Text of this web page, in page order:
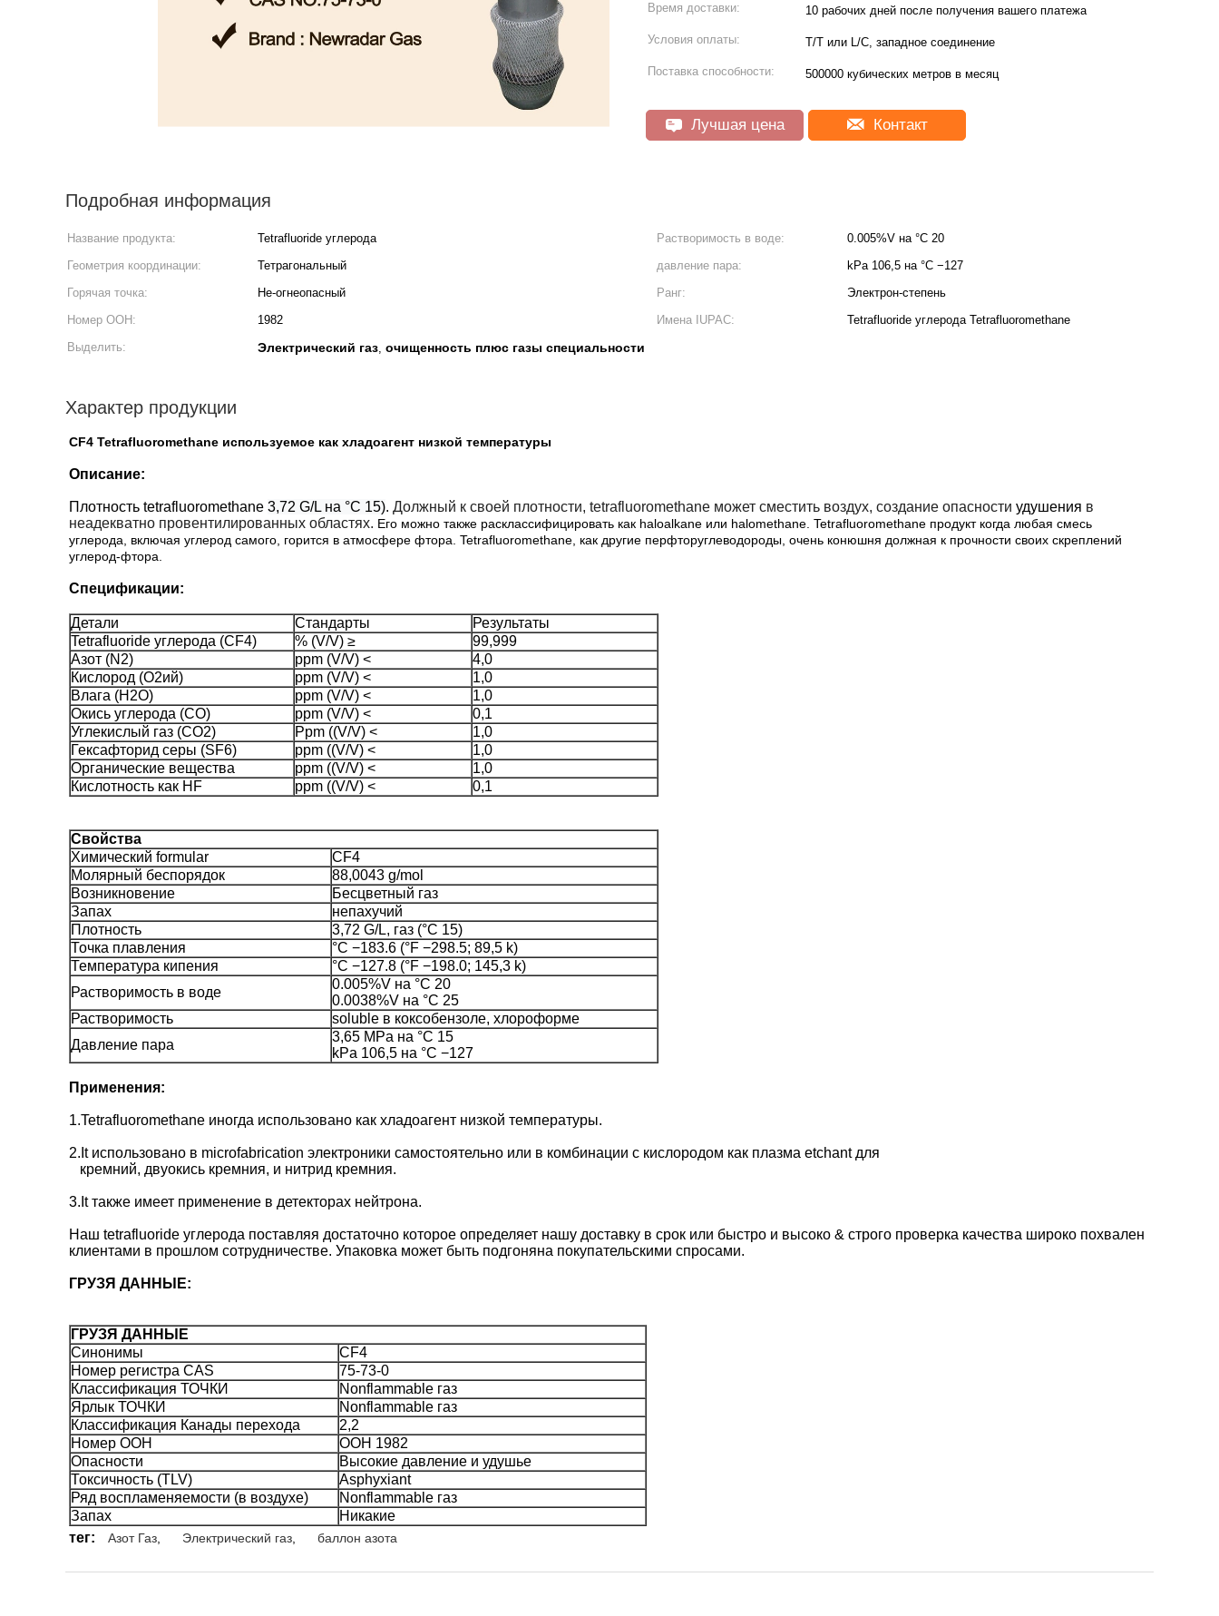
Время доставки: 10 рабочих дней после получения вашего платежа
Условия оплаты: T/T или L/C, западное соединение
Поставка способности: 500000 кубических метров в месяц
Лучшая цена Контакт
Подробная информация
Название продукта: Tetrafluoride углерода Растворимость в воде:
0.005%V на °C 20
Геометрия координации:
Тетрагональный давление пара:
kPa 106,5 на °C −127
Горячая точка:
Не-огнеопасный Ранг:
Электрон-степень
Номер ООН:
1982 Имена IUPAC:
Tetrafluoride углерода Tetrafluoromethane
Выделить:
Электрический газ, очищенность плюс газы специальности
Характер продукции
CF4 Tetrafluoromethane используемое как хладоагент низкой температуры
Описание:
Плотность tetrafluoromethane 3,72 G/L на °C 15). Должный к своей плотности, tetrafluoromethane может сместить воздух, создание опасности удушения в
неадекватно провентилированных областях. Его можно также расклассифицировать как haloalkane или halomethane. Tetrafluoromethane продукт когда любая смесь
углерода, включая углерод самого, горится в атмосфере фтора. Tetrafluoromethane, как другие перфторуглеводороды, очень конюшня должная к прочности своих скреплений
углерод-фтора.
Спецификации:
Детали Стандарты
Результаты
Tetrafluoride углерода (CF4)
% (V/V) ≥
99,999
Азот (N2)
ppm (V/V) <
4,0
Кислород (O2ий)
ppm (V/V) <
1,0
Влага (H2O)
ppm (V/V) <
1,0
Окись углерода (CO)
ppm (V/V) <
0,1
Углекислый газ (СО2)
Ppm ((V/V) <
1,0
Гексафторид серы (SF6)
ppm ((V/V) <
1,0
Органические вещества
ppm ((V/V) <
1,0
Кислотность как HF
ppm ((V/V) < 0,1
Свойства
Химический formular
CF4
Молярный беспорядок
88,0043 g/mol
Возникновение
Бесцветный газ
Запах
непахучий
Плотность
3,72 G/L, газ (°C 15)
Точка плавления
°C −183.6 (°F −298.5; 89,5 k)
Температура кипения
°C −127.8 (°F −198.0; 145,3 k)
Растворимость в воде
0.005%V на °C 20
0.0038%V на °C 25
Растворимость
soluble в коксобензоле, хлороформе
Давление пара
3,65 MPa на °C 15
kPa 106,5 на °C −127
Применения:
1.Tetrafluoromethane иногда использовано как хладоагент низкой температуры.
2.It использовано в microfabrication электроники самостоятельно или в комбинации с кислородом как плазма etchant для
кремний, двуокись кремния, и нитрид кремния.
3.It также имеет применение в детекторах нейтрона.
Наш tetrafluoride углерода поставляя достаточно которое определяет нашу доставку в срок или быстро и высоко & строго проверка качества широко похвален
клиентами в прошлом сотрудничестве. Упаковка может быть подгоняна покупательскими спросами.
ГРУЗЯ ДАННЫЕ:
ГРУЗЯ ДАННЫЕ
Синонимы
CF4
Номер регистра CAS
75-73-0
Классификация ТОЧКИ
Nonflammable газ
Ярлык ТОЧКИ
Nonflammable газ
Классификация Канады перехода
2,2
Номер ООН
ООН 1982
Опасности
Высокие давление и удушье
Токсичность (TLV)
Asphyxiant
Ряд воспламеняемости (в воздухе)
Nonflammable газ
Запах
Никакие
тег:
Азот Газ Электрический газ баллон азота